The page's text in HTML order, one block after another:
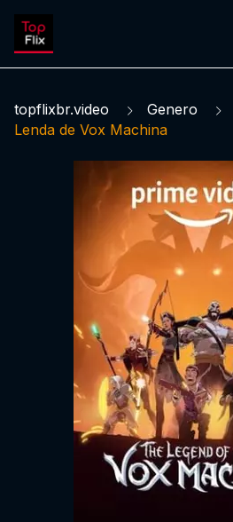
topflixbr.video Genero
Lenda de Vox Machina